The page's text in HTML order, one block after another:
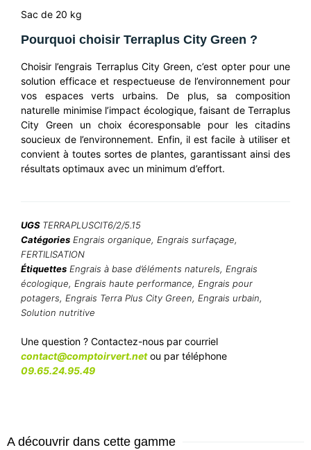
Sac de 20 kg
Pourquoi choisir Terraplus City Green ?
Choisir l’engrais Terraplus City Green, c’est opter pour une
solution efficace et respectueuse de l’environnement pour
vos espaces verts urbains. De plus, sa composition
naturelle minimise l’impact écologique, faisant de Terraplus
City Green un choix écoresponsable pour les citadins
soucieux de l’environnement. Enfin, il est facile à utiliser et
convient à toutes sortes de plantes, garantissant ainsi des
résultats optimaux avec un minimum d’effort.
UGS TERRAPLUSCIT6/2/5.15
Catégories Engrais organique, Engrais surfaçage,
FERTILISATION
Étiquettes Engrais à base d’éléments naturels, Engrais
écologique, Engrais haute performance, Engrais pour
potagers, Engrais Terra Plus City Green, Engrais urbain,
Solution nutritive
Une question ? Contactez-nous par courriel
contact@comptoirvert.netou par téléphone
09.65.24.95.49
A découvrir dans cette gamme